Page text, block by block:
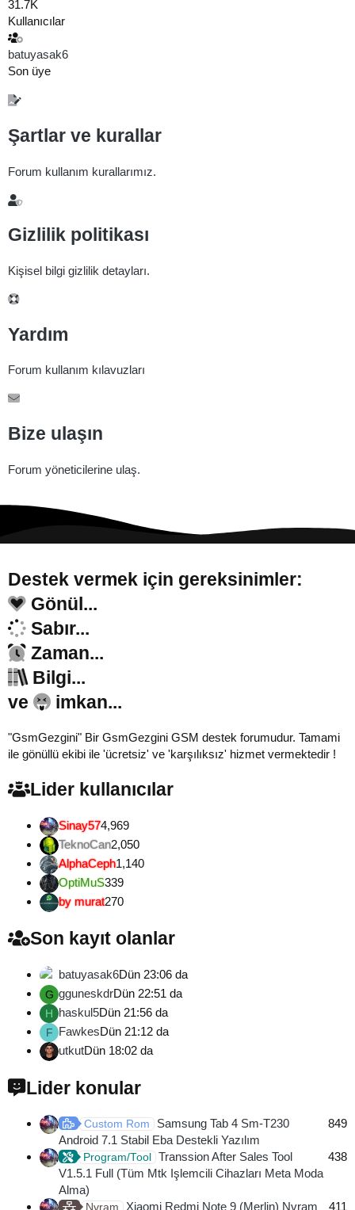
31.7K
Kullanıcılar
batuyasak6
Son üye
Şartlar ve kurallar
Forum kullanım kurallarımız.
Gizlilik politikası
Kişisel bilgi gizlilik detayları.
Yardım
Forum kullanım kılavuzları
Bize ulaşın
Forum yöneticilerine ulaş.
Destek vermek için gereksinimler:
Gönül...
Sabır...
Zaman...
Bilgi...
ve
imkan...
"GsmGezgini" Bir GsmGezgini GSM destek forumudur. Tamami
ile gönüllü ekibi ile 'ücretsiz' ve 'karşılıksız' hizmet vermektedir !
Lider kullanıcılar
Sinay574,969
TeknoCan2,050
AlphaCeph1,140
OptiMuS339
by murat270
Son kayıt olanlar
batuyasak6Dün 23:06 da
G gguneskdrDün 22:51 da
H haskul5Dün 21:56 da
F FawkesDün 21:12 da
utkutDün 18:02 da
Lider konular
Custom Rom
Samsung Tab 4 Sm-T230
Android 7.1 Stabil Eba Destekli Yazılım
849
Program/Tool
Transsion After Sales Tool
V1.5.1 Full (Tüm Mtk Işlemcili Cihazları Meta Moda
Alma)
438
Nvram Xiaomi Redmi Note 9 (Merlin) Nvram 411